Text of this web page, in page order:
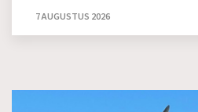
7 AUGUSTUS 2026